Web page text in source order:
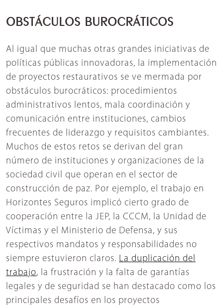
OBSTÁCULOS BUROCRÁTICOS
Al igual que muchas otras grandes iniciativas de
políticas públicas innovadoras, la implementación
de proyectos restaurativos se ve mermada por
obstáculos burocráticos: procedimientos
administrativos lentos, mala coordinación y
comunicación entre instituciones, cambios
frecuentes de liderazgo y requisitos cambiantes.
Muchos de estos retos se derivan del gran
número de instituciones y organizaciones de la
sociedad civil que operan en el sector de
construcción de paz. Por ejemplo, el trabajo en
Horizontes Seguros implicó cierto grado de
cooperación entre la JEP, la CCCM, la Unidad de
Víctimas y el Ministerio de Defensa, y sus
respectivos mandatos y responsabilidades no
siempre estuvieron claros. La duplicación del
trabajo, la frustración y la falta de garantías
legales y de seguridad se han destacado como los
principales desafíos en los proyectos